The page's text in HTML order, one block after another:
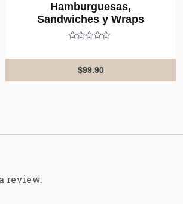
Hamburguesas,
Sandwiches y Wraps
$99.90
review.